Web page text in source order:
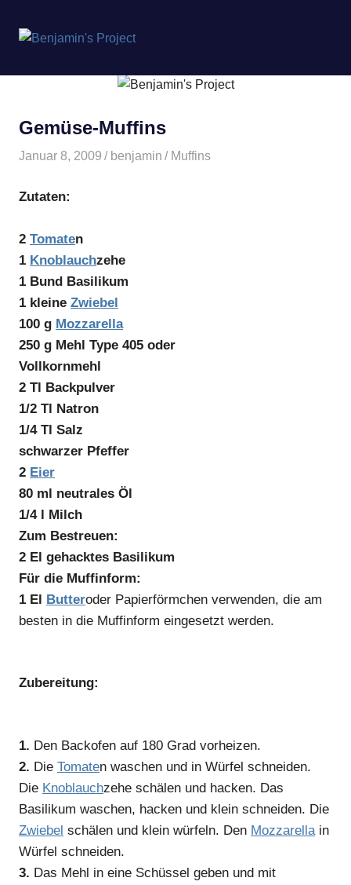
springen
Project
Gemüse-Muffins
Januar 8, 2009 benjamin Muffins
Zutaten:
2 Tomaten
1 Knoblauchzehe
1 Bund Basilikum
1 kleine Zwiebel
100 g Mozzarella
250 g Mehl Type 405 oder
Vollkornmehl
2 Tl Backpulver
1/2 Tl Natron
1/4 Tl Salz
schwarzer Pfeffer
2 Eier
80 ml neutrales Öl
1/4 l Milch
Zum Bestreuen:
2 El gehacktes Basilikum
Für die Muffinform:
1 El Butteroder Papierförmchen verwenden, die am
besten in die Muffinform eingesetzt werden.
Zubereitung:
1. Den Backofen auf 180 Grad vorheizen.
2. Die Tomaten waschen und in Würfel schneiden.
Die Knoblauchzehe schälen und hacken. Das
Basilikum waschen, hacken und klein schneiden. Die
Zwiebel schälen und klein würfeln. Den Mozzarella in
Würfel schneiden.
3. Das Mehl in eine Schüssel geben und mit